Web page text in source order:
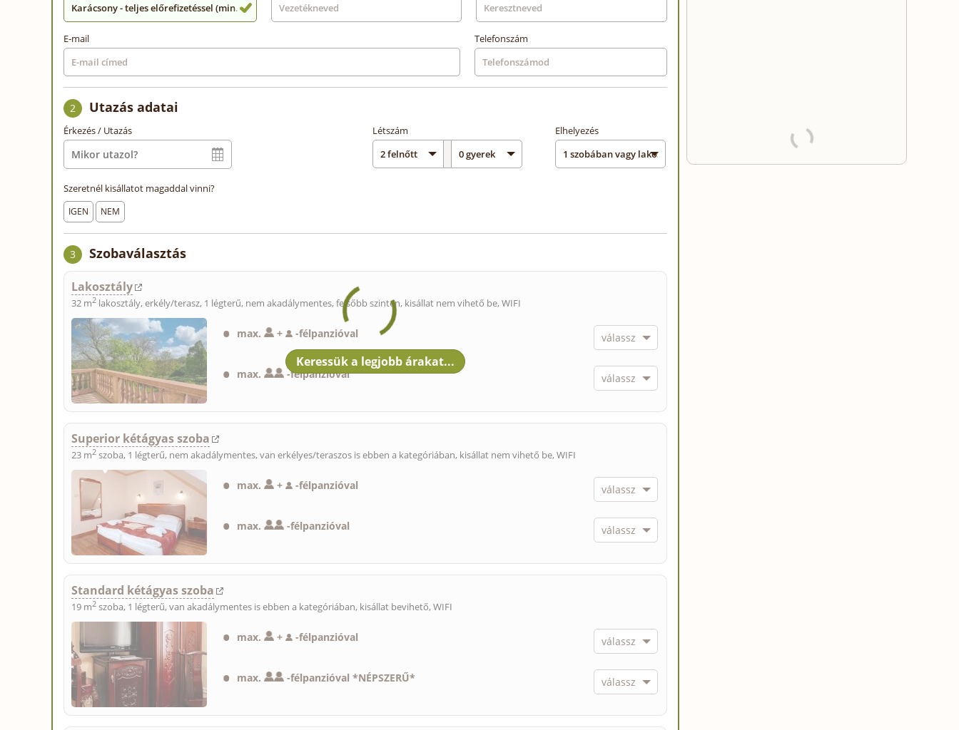
Karácsony - teljes előrefizetéssel (min. 2 éj)
E-mail Telefonszám
2 Utazás adatai
Érkezés / Utazás Létszám Elhelyezés
Szeretnél kisállatot magaddal vinni?
IGEN NEM
3 Szobaválasztás
Lakosztály
32 m2 lakosztály, erkély/terasz, 1 légterű, nem akadálymentes, felsőbb szinten, kisállat nem vihető be, WIFI
max. + -félpanzióval
max. -félpanzióval
Superior kétágyas szoba
23 m2 szoba, 1 légterű, nem akadálymentes, van erkélyes/teraszos is ebben a kategóriában, kisállat nem vihető be, WIFI
max. + -félpanzióval
max. -félpanzióval
Standard kétágyas szoba
19 m2 szoba, 1 légterű, van akadálymentes is ebben a kategóriában, kisállat bevihető, WIFI
max. + -félpanzióval
max. -félpanzióval *NÉPSZERŰ*